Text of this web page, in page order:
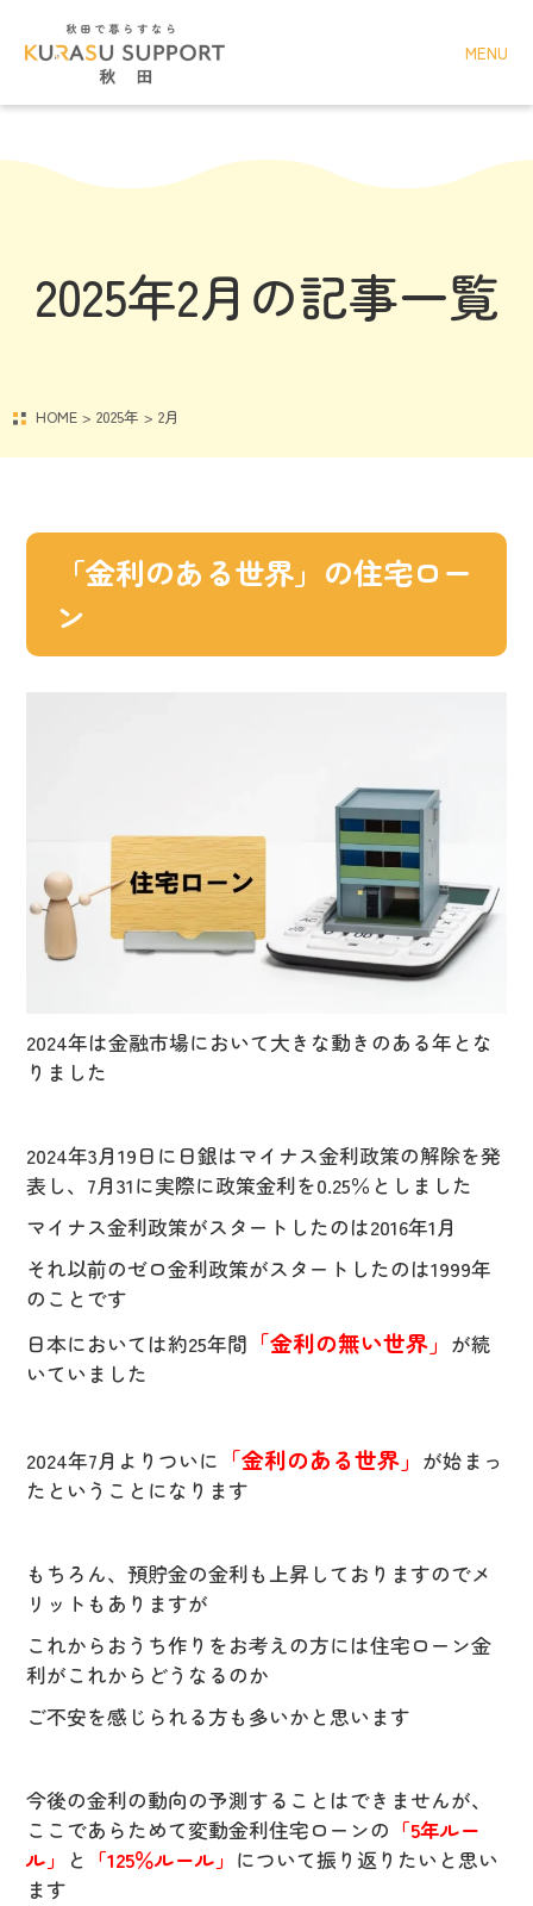
MENU
2025年2月の記事一覧
HOME >2025年 >2月
「金利のある世界」の住宅ロー
ン
2024年は金融市場において大きな動きのある年とな
りました
2024年3月19日に日銀はマイナス金利政策の解除を発
表し、7月31に実際に政策金利を0.25％としました
マイナス金利政策がスタートしたのは2016年1月
それ以前のゼロ金利政策がスタートしたのは1999年
のことです
日本においては約25年間 「金利の無い世界」 が続
いていました
2024年7月よりついに 「金利のある世界」 が始まっ
たということになります
もちろん、預貯金の金利も上昇しておりますのでメ
リットもありますが
これからおうち作りをお考えの方には住宅ローン金
利がこれからどうなるのか
ご不安を感じられる方も多いかと思います
今後の金利の動向の予測することはできませんが、
ここであらためて変動金利住宅ローンの 「5年ルー
ル」 と 「125％ルール」 について振り返りたいと思い
ます